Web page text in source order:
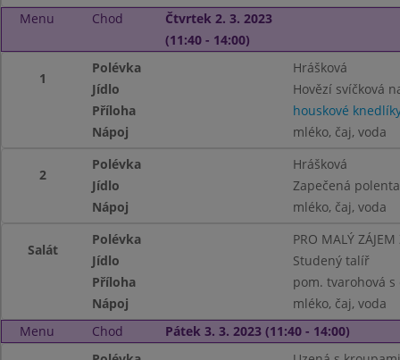
Menu
Chod
Čtvrtek 2. 3. 2023
(11:40 - 14:00)
1
Polévka
Hrášková
Jídlo
Hovězí svíčková
Příloha
houskové
Nápoj
mléko, čaj, voda
2
Polévka
Hrášková
Jídlo
Zapečená
Nápoj
mléko, čaj, voda
Salát
Polévka
PRO MALÝ
Jídlo
Studený talíř
Příloha
pom. tvarohová s
Nápoj
mléko, čaj, voda
Menu
Chod Pátek 3. 3. 2023 (11:40 - 14:00)